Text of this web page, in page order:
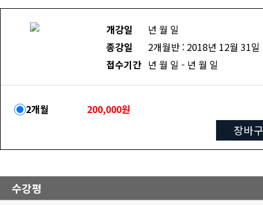
개강일
년 월 일
종강일
2개월반 : 2018년 12월 31일
접수기간 년 월 일 - 년 월 일
2개월 200,000원
장바
수강평